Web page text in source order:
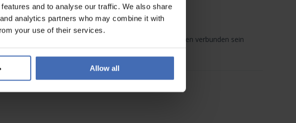
and to analyse our traffic. We also share
analytics partners who may combine it with
your use of their services.
Allow all
unbedingt auch mit meiner Wirkungsstätte in Grenchen verbunden sein